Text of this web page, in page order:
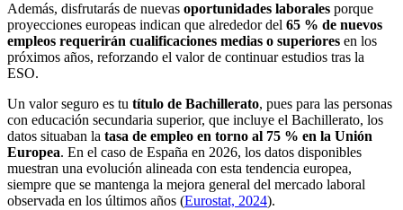
Además, disfrutarás de nuevas oportunidades laborales porque
proyecciones europeas indican que alrededor del 65 % de nuevos
empleos requerirán cualificaciones medias o superiores en los
próximos años, reforzando el valor de continuar estudios tras la
ESO.
Un valor seguro es tu título de Bachillerato, pues para las personas
con educación secundaria superior, que incluye el Bachillerato, los
datos situaban la tasa de empleo en torno al 75 % en la Unión
Europea. En el caso de España en 2026, los datos disponibles
muestran una evolución alineada con esta tendencia europea,
siempre que se mantenga la mejora general del mercado laboral
observada en los últimos años (Eurostat, 2024).